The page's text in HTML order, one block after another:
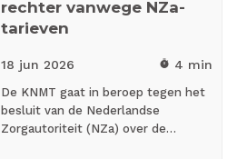
rechter vanwege NZa-
tarieven
18 jun 2026 timer 4 min
De KNMT gaat in beroep tegen het
besluit van de Nederlandse
Zorgautoriteit (NZa) over de…